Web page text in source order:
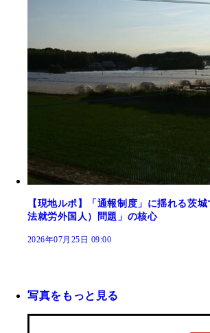
【現地ルポ】「通報制度」に揺れる茨
法就労外国人）問題」の核心
2026年07月25日 09:00
写真をもっと見る